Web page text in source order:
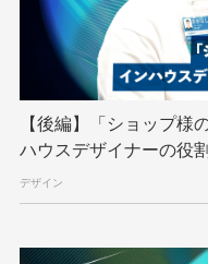
TypeScript UI/UX
VS Code XSS
アドベントカレンダー
インターンシップ
クリエイターインタビュー
【後編】「ショップ
ハウスデザイナーの役
デザイン